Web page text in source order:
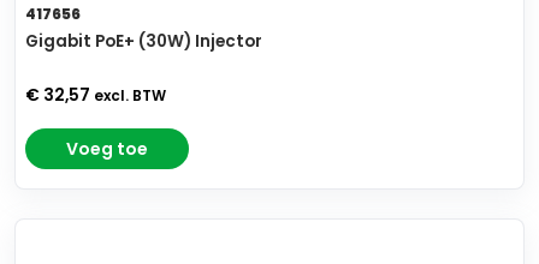
417656
Gigabit PoE+ (30W) Injector
€ 32,57 excl. BTW
Voeg toe